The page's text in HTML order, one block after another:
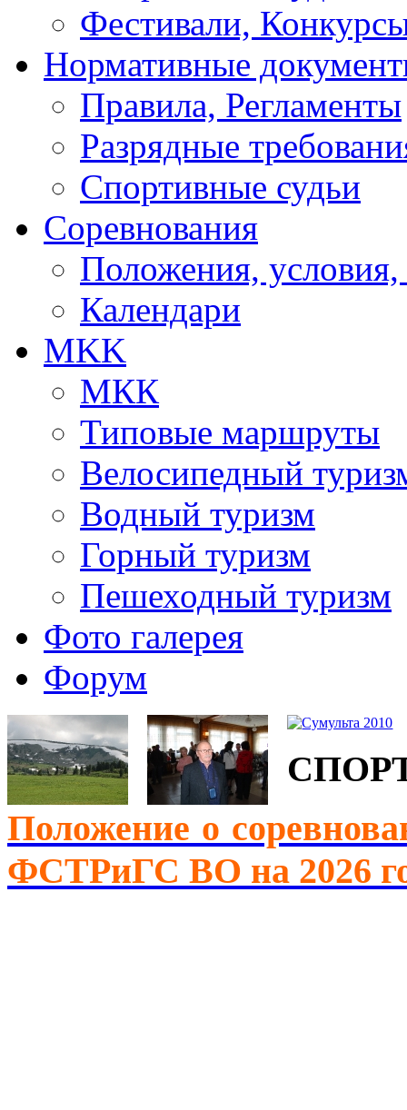
Фестивали,
Нормативные
Правила, Регламенты
Разрядные
Спортивные судьи
Соревнования
Положения, условия,
Календари
MKK
МКК
Типовые маршруты
Велосипедный
Водный туризм
Горный туризм
Пешеходный туризм
Фото галерея
Форум
Положение о
ФСТРиГС ВО на 2026